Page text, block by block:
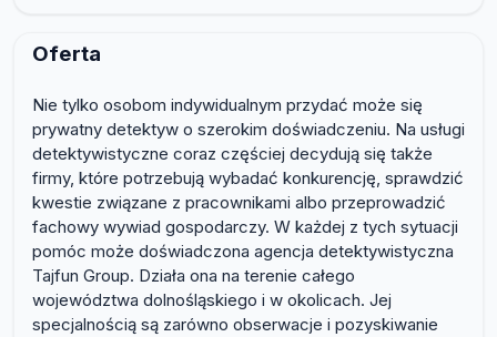
Oferta
Nie tylko osobom indywidualnym przydać może się
prywatny detektyw o szerokim doświadczeniu. Na usługi
detektywistyczne coraz częściej decydują się także
firmy, które potrzebują wybadać konkurencję, sprawdzić
kwestie związane z pracownikami albo przeprowadzić
fachowy wywiad gospodarczy. W każdej z tych sytuacji
pomóc może doświadczona agencja detektywistyczna
Tajfun Group. Działa ona na terenie całego
województwa dolnośląskiego i w okolicach. Jej
specjalnością są zarówno obserwacje i pozyskiwanie